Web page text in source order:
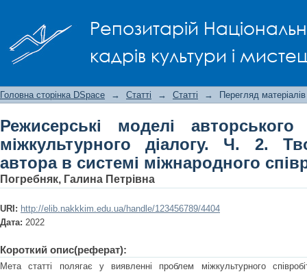
Репозитарій
кадрів культури і
Творчість режисера-автора в
Головна сторінка DSpace → Статті → Статті → Перегляд матеріалів
Режисерські моделі
міжкультурного діалогу. Ч. 2.
автора в системі міжнародного
Погребняк, Галина Петрівна
URI: http://elib.nakkkim.edu.ua/handle/123456789/4404
Дата: 2022
Короткий опис(реферат):
Мета статті полягає у виявленні проблем міжкультурного